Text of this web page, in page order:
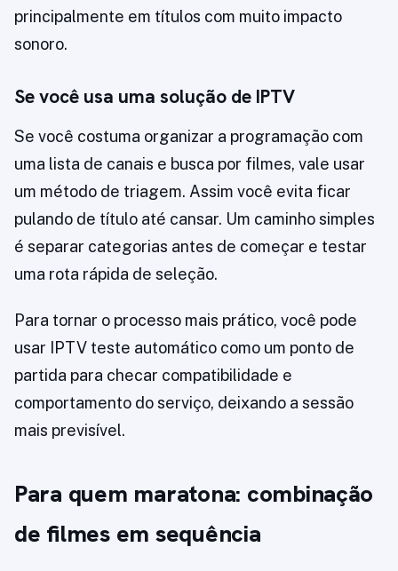
principalmente em títulos com muito impacto
sonoro.
Se você usa uma solução de IPTV
Se você costuma organizar a programação com
uma lista de canais e busca por filmes, vale usar
um método de triagem. Assim você evita ficar
pulando de título até cansar. Um caminho simples
é separar categorias antes de começar e testar
uma rota rápida de seleção.
Para tornar o processo mais prático, você pode
usar IPTV teste automático como um ponto de
partida para checar compatibilidade e
comportamento do serviço, deixando a sessão
mais previsível.
Para quem maratona: combinação
de filmes em sequência